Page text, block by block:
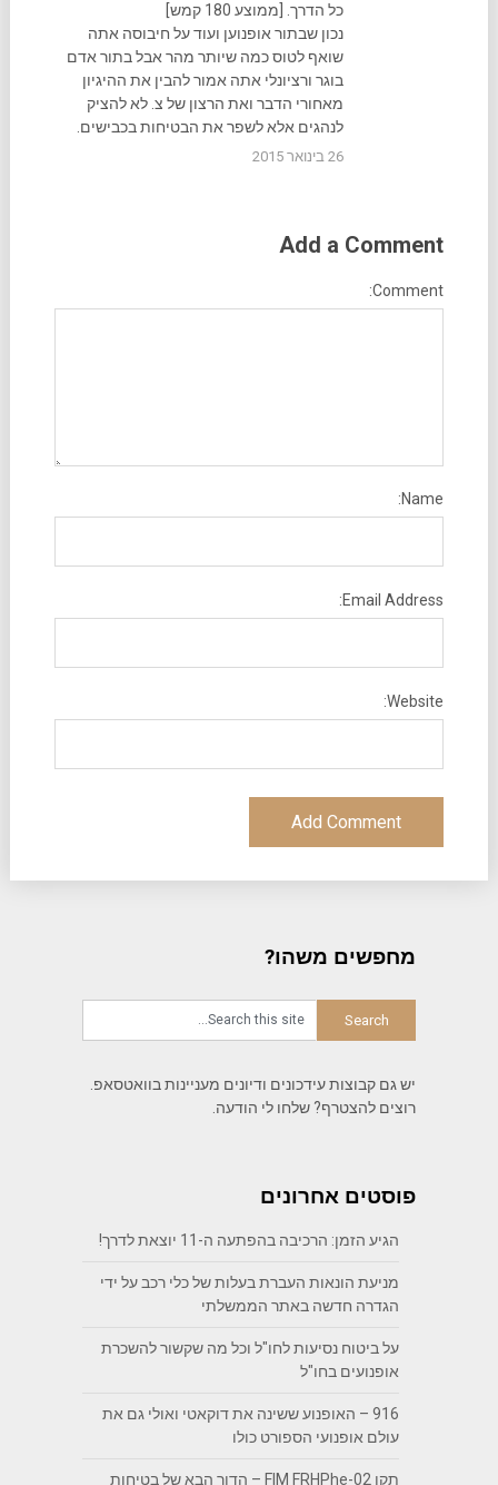
כל הדרך. [ממוצע 180 קמש]
נכון שבתור אופנוען ועוד על חיבוסה אתה
שואף לטוס כמה שיותר מהר אבל בתור אדם
בוגר ורציונלי אתה אמור להבין את ההיגיון
מאחורי הדבר ואת הרצון של צ. לא להציק
לנהגים אלא לשפר את הבטיחות בכבישים.
26 בינואר 2015
Add a Comment
Comment:
Name:
Email Address:
Website:
מחפשים משהו?
יש גם קבוצות עידכונים ודיונים מעניינות בוואטסאפ.
רוצים להצטרף? שלחו לי הודעה.
פוסטים אחרונים
הגיע הזמן: הרכיבה בהפתעה ה-11 יוצאת לדרך!
מניעת הונאות העברת בעלות של כלי רכב על ידי
הגדרה חדשה באתר הממשלתי
על ביטוח נסיעות לחו"ל וכל מה שקשור להשכרת
אופנועים בחו"ל
916 – האופנוע ששינה את דוקאטי ואולי גם את
עולם אופנועי הספורט כולו
תקן FIM FRHPhe-02 – הדור הבא של בטיחות